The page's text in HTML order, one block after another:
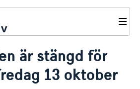
företag
är stängd för
13 oktober